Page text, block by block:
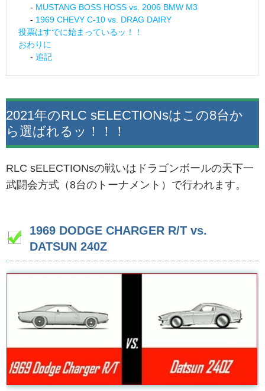
MUSTANG BOSS HOSS vs. 2006 BMW M3
1969 CHEVY C-10 vs. DRAG DAIRY
投票はすでに始まっているッ！！
おわりに
追記
2021年のRLC sELECTIONsはこの8台か
ら選ばれるッ！！！
RLC sELECTIONsの戦いはドラゴンボールの天下一
武闘会方式（8台のトーナメント）で行われます。
1969 DODGE CHARGER R/T vs.
DATSUN 240Z